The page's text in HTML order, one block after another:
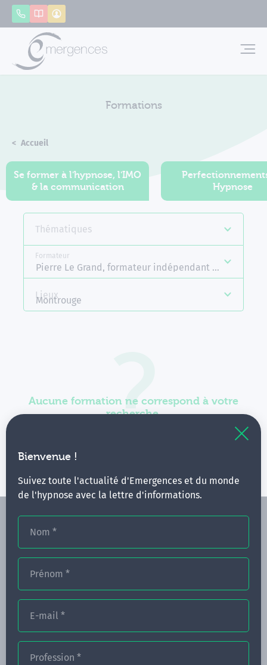
Bienvenue !
Suivez toute l'actualité d'Emergences et du monde
de l'hypnose avec la lettre d'informations.
Nom *
Prénom *
E-mail *
Profession *
AppelerCatalogue
Formations
Accueil
Se former à l'hypnose, l'IMO
& la communication
Hypnose
Thématiques
Formateur
Pierre Le Grand, formateur indépendant Emergences
Lieux
Montrouge
Aucune formation ne correspond à votre
recherche.
Vous pouvez renouveler votre requête en élargissant
CONGRÈS
ACTUALITÉS
Panneau de gestion des cookies